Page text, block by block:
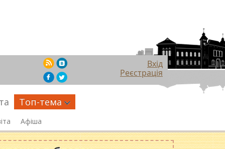
Вхід
Реєстрація
Топ-тема
Афіша